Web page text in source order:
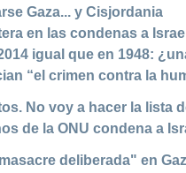
Gaza... y Cisjordania
en las condenas a
igual que en 1948:
“el crimen contra la
No voy a hacer la lista
de la ONU condena a
deliberada" en